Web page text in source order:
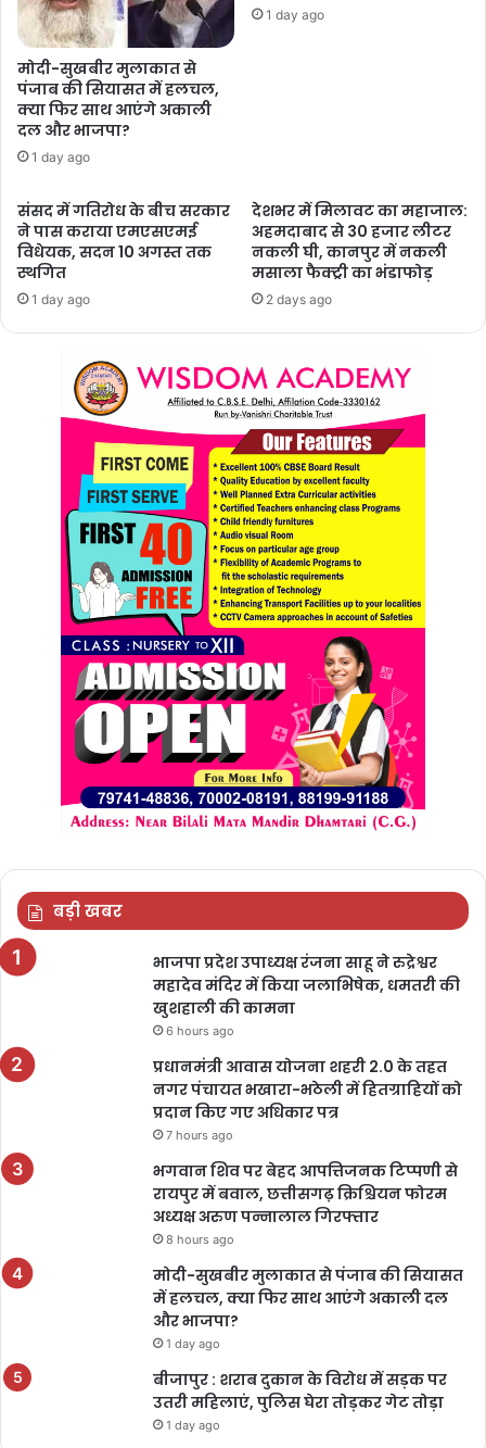
मोदी-सुखबीर मुलाकात से
पंजाब की सियासत में हलचल,
क्या फिर साथ आएंगे अकाली
दल और भाजपा?
1 day ago
1 day ago
संसद में गतिरोध के बीच सरकार
ने पास कराया एमएसएमई
विधेयक, सदन 10 अगस्त तक
स्थगित
1 day ago
देशभर में मिलावट का महाजाल:
अहमदाबाद से 30 हजार लीटर
नकली घी, कानपुर में नकली
मसाला फैक्ट्री का भंडाफोड़
2 days ago
बड़ी खबर
भाजपा प्रदेश उपाध्यक्ष रंजना साहू ने रुद्रेश्वर
महादेव मंदिर में किया जलाभिषेक, धमतरी की
खुशहाली की कामना
6 hours ago
प्रधानमंत्री आवास योजना शहरी 2.0 के तहत
नगर पंचायत भखारा-भठेली में हितग्राहियों को
प्रदान किए गए अधिकार पत्र
7 hours ago
भगवान शिव पर बेहद आपत्तिजनक टिप्पणी से
रायपुर में बवाल, छत्तीसगढ़ क्रिश्चियन फोरम
अध्यक्ष अरुण पन्नालाल गिरफ्तार
8 hours ago
मोदी-सुखबीर मुलाकात से पंजाब की सियासत
में हलचल, क्या फिर साथ आएंगे अकाली दल
और भाजपा?
1 day ago
बीजापुर : शराब दुकान के विरोध में सड़क पर
उतरी महिलाएं, पुलिस घेरा तोड़कर गेट तोड़ा
1 day ago